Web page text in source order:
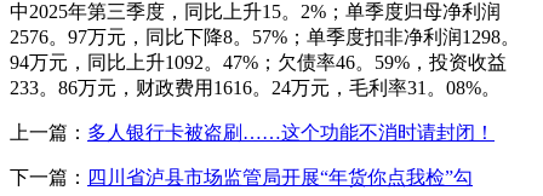
中2025年第三季度，同比上升15。2%；单季度归母净利润
2576。97万元，同比下降8。57%；单季度扣非净利润1298。
94万元，同比上升1092。47%；欠债率46。59%，投资收益
233。86万元，财政费用1616。24万元，毛利率31。08%。
上一篇： 多人银行卡被盗刷……这个功能不消时请封闭！
下一篇： 四川省泸县市场监管局开展“年货你点我检”勾